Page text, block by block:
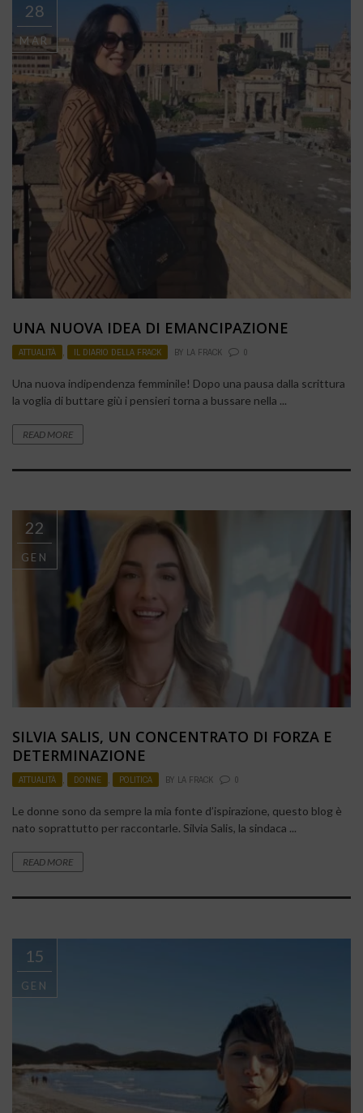
28
MAR
UNA NUOVA IDEA DI EMANCIPAZIONE
ATTUALITÀ , IL DIARIO DELLA FRACK BY LA FRACK 0
Una nuova indipendenza femminile! Dopo una pausa dalla scrittura
la voglia di buttare giù i pensieri torna a bussare nella ...
READ MORE
22
GEN
SILVIA SALIS, UN CONCENTRATO DI FORZA E
DETERMINAZIONE
ATTUALITÀ , DONNE , POLITICA BY LA FRACK 0
Le donne sono da sempre la mia fonte d’ispirazione, questo blog è
nato soprattutto per raccontarle. Silvia Salis, la sindaca ...
READ MORE
15
GEN